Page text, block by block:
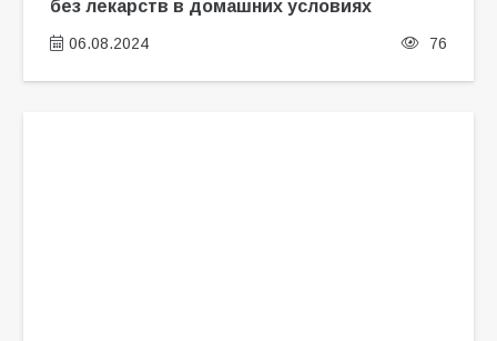
без лекарств в домашних условиях
06.08.2024 76